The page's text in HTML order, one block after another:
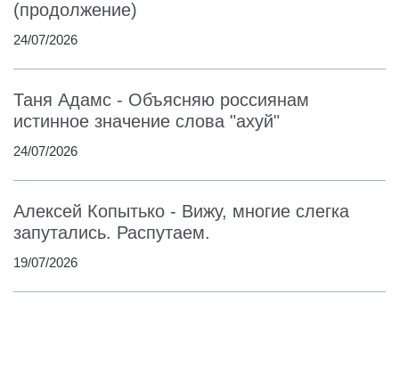
(продолжение)
24/07/2026
Таня Адамс - Объясняю россиянам
истинное значение слова "ахуй"
24/07/2026
Алексей Копытько - Вижу, многие слегка
запутались. Распутаем.
19/07/2026